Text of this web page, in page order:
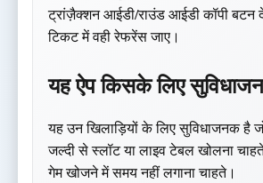
ट्रांज़ैक्शन आईडी/राउंड आईडी कॉपी बटन
टिकट में वही रेफरेंस जाए।
यह ऐप किसके लिए
यह उन खिलाड़ियों के लिए सुविधाजनक है
जल्दी से स्लॉट या लाइव टेबल खोलना
गेम खोजने में समय नहीं लगाना चाहते।